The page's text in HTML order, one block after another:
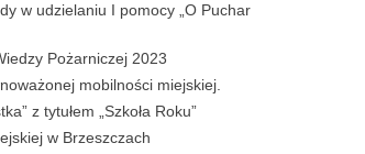
w udzielaniu I pomocy „O Puchar
Pożarniczej 2023
mobilności miejskiej.
z tytułem „Szkoła Roku”
w Brzeszczach